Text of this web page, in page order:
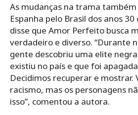
As mudanças na trama
Espanha pelo Brasil dos anos 30
disse que Amor Perfeito busca
verdadeiro e diverso. “Durante
gente descobriu uma elite
existiu no país e que foi
Decidimos recuperar e mostrar.
racismo, mas os personagens
isso”, comentou a autora.